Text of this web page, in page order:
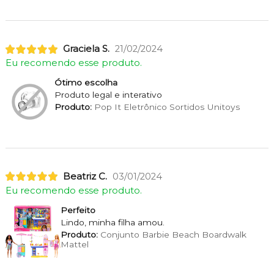
Graciela S. 21/02/2024
Eu recomendo esse produto.
Ótimo escolha
Produto legal e interativo
Produto:Pop It Eletrônico Sortidos Unitoys
Beatriz C. 03/01/2024
Eu recomendo esse produto.
Perfeito
Lindo, minha filha amou.
Produto:Conjunto Barbie Beach Boardwalk
Mattel